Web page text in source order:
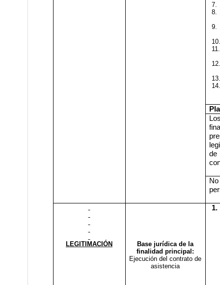
7.
8.
9.
10.
11.
12.
13.
14.
LEGITIMACIÓN
Base jurídica de la
finalidad principal:
Ejecución del contrato de
asistencia
1.